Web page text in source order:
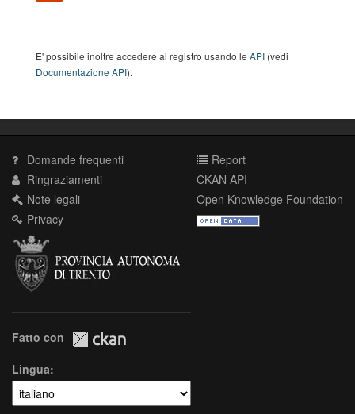
E' possibile inoltre accedere al registro usando le API (vedi
Documentazione API).
Domande frequenti
Ringraziamenti
Note legali
Privacy
Report
CKAN API
Open Knowledge Foundation
Fatto con
Lingua